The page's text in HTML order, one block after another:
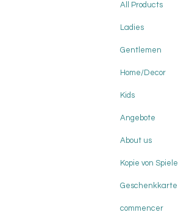
All Products
Ladies
Gentlemen
Home/Decor
Kids
Angebote
About us
Kopie von Spiele
Geschenkkarte
commencer